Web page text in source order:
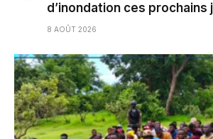
d’inondation ces prochains
8 AOÛT 2026